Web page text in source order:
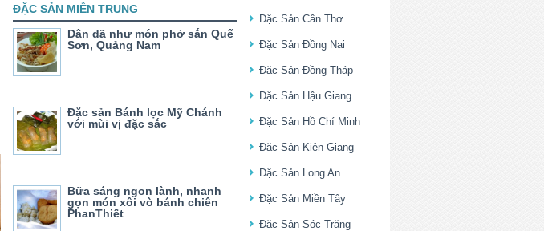
ĐẶC SẢN MIỀN TRUNG
Dân dã như món phở sắn Quế
Sơn, Quảng Nam
Đặc sản Bánh lọc Mỹ Chánh
với mùi vị đặc sắc
Bữa sáng ngon lành, nhanh
gọn món xôi vò bánh chiên
PhanThiết
Đặc Sản Cần Thơ
Đặc Sản Đồng Nai
Đặc Sản Đồng Tháp
Đặc Sản Hậu Giang
Đặc Sản Hồ Chí Minh
Đặc Sản Kiên Giang
Đặc Sản Long An
Đặc Sản Miền Tây
Đặc Sản Sóc Trăng